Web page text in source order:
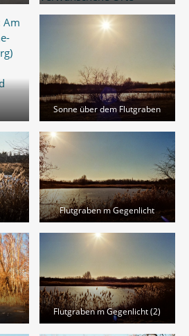
Sonne über dem Flutgraben
Flutgraben m Gegenlicht
Flutgraben m Gegenlicht (2)